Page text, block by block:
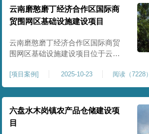
≥100kPa、压实系数≥0.94、压缩模
量≥5MPa，工程实施后将有效提升
场地整体承载力与均匀性，消除不
均匀沉降隐患，为园区高端装备产
业项目
云南磨憨磨丁经济合作区国际商
贸围网区基础设施建设项目
云南磨憨磨丁经济合作区国际商贸
围网区基础设施建设项目位于云南
商贸、口岸监管、通关查验的重要
基础设施工程。项目建设内容主要
为场地地基处理，处理总面积约 5
万平方米，采用强夯加固施工工
艺，通过全场地强夯提升地基承载
力、消除不均匀沉降，满足围网区
[项目案例] 2025-10-23 阅读（7228）
六盘水木岗镇农产品仓储建设项
目